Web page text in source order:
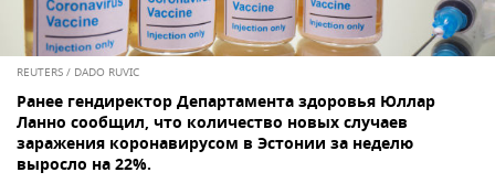
REUTERS / DADO RUVIC
Ранее гендиректор Департамента здоровья Юллар
Ланно сообщил, что количество новых случаев
заражения коронавирусом в Эстонии за неделю
выросло на 22%.